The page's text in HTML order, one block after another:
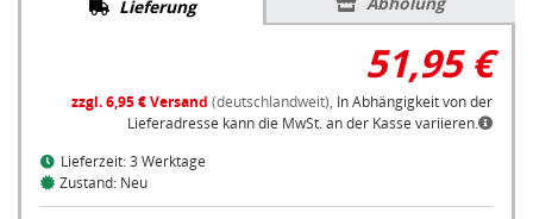
Lieferung
51,95 €
zzgl. 6,95 € Versand (deutschlandweit), In Abhängigkeit von der
Lieferadresse kann die MwSt. an der Kasse variieren.
Lieferzeit: 3 Werktage
Zustand: Neu